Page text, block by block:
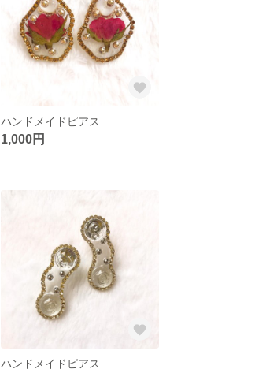
ハンドメイドピアス
1,000円
ハンドメイドピアス